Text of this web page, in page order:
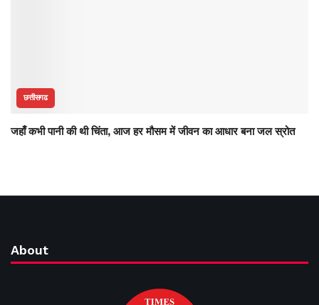
छत्तीसगढ
जहाँ कभी पानी की थी चिंता, आज हर मौसम में जीवन का आधार बना जल स्रोत
About